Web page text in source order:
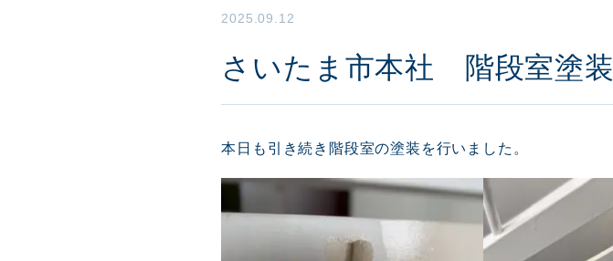
2025.09.12
さいたま市本社 階段室塗装
本日も引き続き階段室の塗装を行いました。